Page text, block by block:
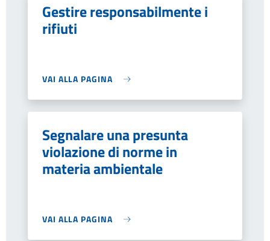
Gestire responsabilmente i
rifiuti
VAI ALLA PAGINA
Segnalare una presunta
violazione di norme in
materia ambientale
VAI ALLA PAGINA